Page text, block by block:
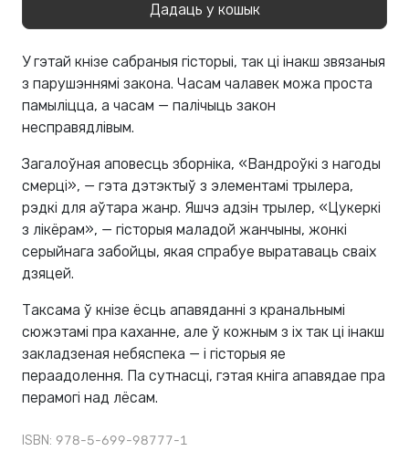
Дадаць у кошык
У гэтай кнізе сабраныя гісторыі, так ці інакш звязаныя
з парушэннямі закона. Часам чалавек можа проста
памыліцца, а часам — палічыць закон
несправядлівым.
Загалоўная аповесць зборніка, «Вандроўкі з нагоды
смерці», — гэта дэтэктыў з элементамі трылера,
рэдкі для аўтара жанр. Яшчэ адзін трылер, «Цукеркі
з лікёрам», — гісторыя маладой жанчыны, жонкі
серыйнага забойцы, якая спрабуе выратаваць сваіх
дзяцей.
Таксама ў кнізе ёсць апавяданні з кранальнымі
сюжэтамі пра каханне, але ў кожным з іх так ці інакш
закладзеная небяспека — і гісторыя яе
пераадолення. Па сутнасці, гэтая кніга апавядае пра
перамогі над лёсам.
ISBN: 978-5-699-98777-1